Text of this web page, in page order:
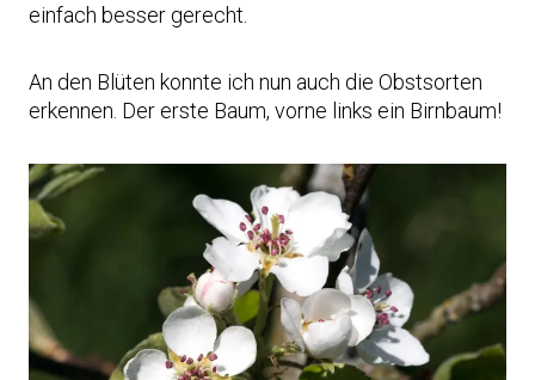
einfach besser gerecht.
An den Blüten konnte ich nun auch die Obstsorten
erkennen. Der erste Baum, vorne links ein Birnbaum!